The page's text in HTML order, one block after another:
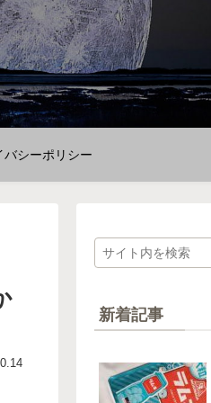
バシーポリシー
新着記事